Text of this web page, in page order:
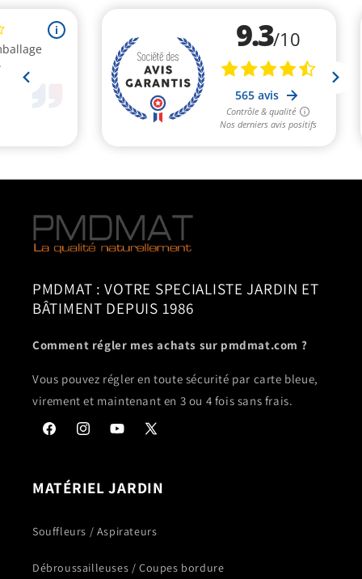
PMDMAT : VOTRE SPECIALISTE JARDIN ET
BÂTIMENT DEPUIS 1986
Comment régler mes achats sur pmdmat.com ?
Vous pouvez régler en toute sécurité par carte bleue,
virement et maintenant en 3 ou 4 fois sans frais.
FacebookInstagramYouTube
X
MATÉRIEL JARDIN
Souffleurs / Aspirateurs
Débroussailleuses / Coupes bordure